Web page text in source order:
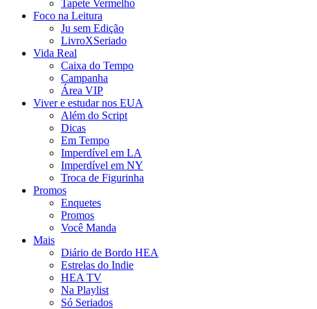
Tapete Vermelho
Foco na Leitura
Ju sem Edição
LivroXSeriado
Vida Real
Caixa do Tempo
Campanha
Área VIP
Viver e estudar nos EUA
Além do Script
Dicas
Em Tempo
Imperdível em LA
Imperdível em NY
Troca de Figurinha
Promos
Enquetes
Promos
Você Manda
Mais
Diário de Bordo HEA
Estrelas do Indie
HEA TV
Na Playlist
Só Seriados